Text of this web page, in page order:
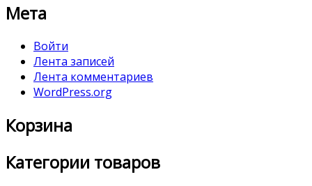
Мета
Войти
Лента записей
Лента комментариев
WordPress.org
Корзина
Категории товаров